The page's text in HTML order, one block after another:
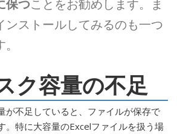
保つことをお勧めします。ま
ンストールしてみるのも一つ
ク容量の不足
が不足していると、ファイルが保存で
。特に大容量のExcelファイルを扱う場